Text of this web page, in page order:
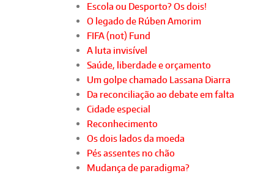
Escola ou Desporto? Os dois!
O legado de Rúben Amorim
FIFA (not) Fund
A luta invisível
Saúde, liberdade e orçamento
Um golpe chamado Lassana Diarra
Da reconciliação ao debate em falta
Cidade especial
Reconhecimento
Os dois lados da moeda
Pés assentes no chão
Mudança de paradigma?